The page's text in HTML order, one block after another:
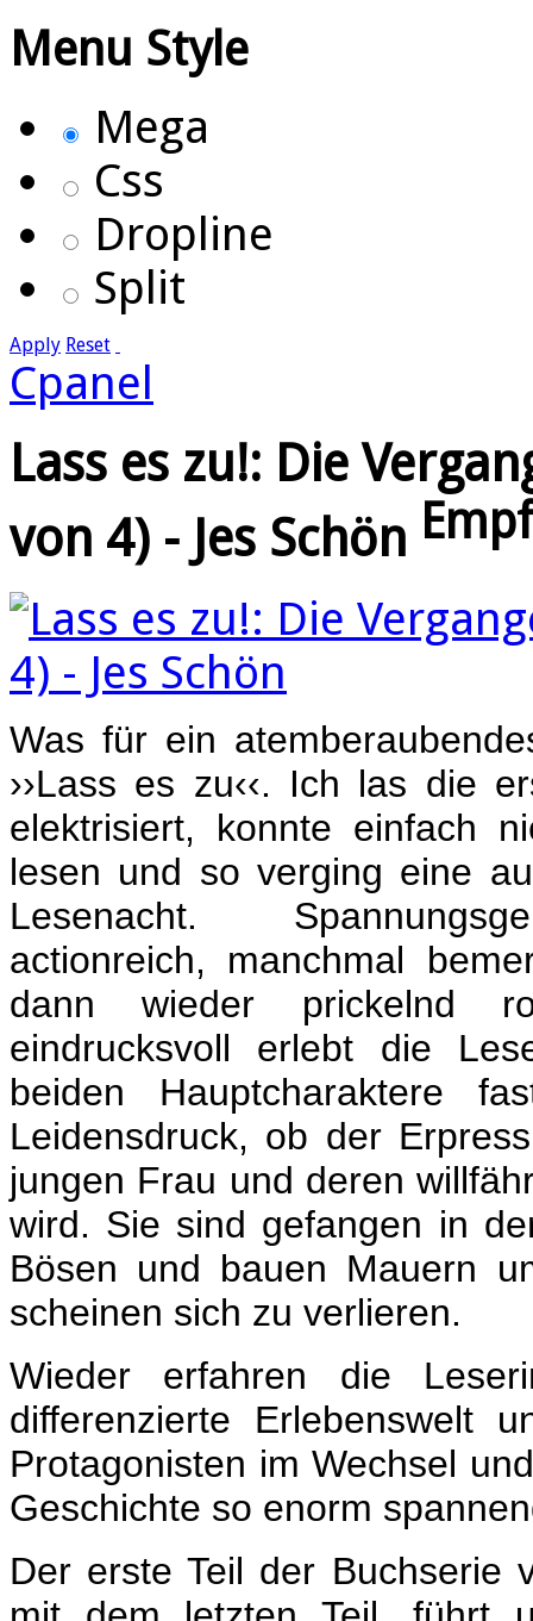
Menu Style
Mega
Css
Dropline
Split
Apply Reset
Cpanel
Lass es zu!: Die
von 4) - Jes Schön
Was für ein
››Lass es zu‹‹. Ich las die
elektrisiert, konnte einfach
lesen und so verging eine
Lesenacht.
actionreich, manchmal
dann wieder prickelnd
eindrucksvoll erlebt die
beiden Hauptcharaktere
Leidensdruck, ob der
jungen Frau und deren
wird. Sie sind gefangen in
Bösen und bauen Mauern
scheinen sich zu verlieren.
Wieder erfahren die
differenzierte Erlebenswelt
Protagonisten im Wechsel
Geschichte so enorm
Der erste Teil der Buchserie